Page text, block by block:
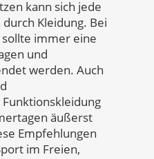
kann sich jede
Kleidung. Bei
immer eine
und
werden. Auch
äußerst
Empfehlungen
im Freien,